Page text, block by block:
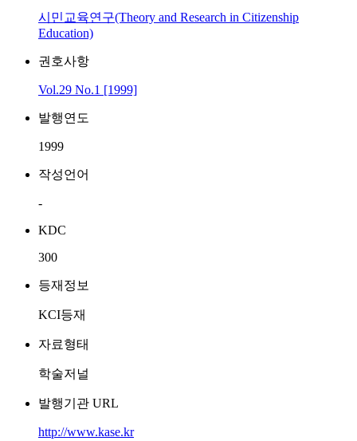
시민교육연구(Theory and Research in Citizenship
Education)
권호사항
Vol.29 No.1 [1999]
발행연도
1999
작성언어
-
KDC
300
등재정보
KCI등재
자료형태
학술저널
발행기관 URL
http://www.kase.kr